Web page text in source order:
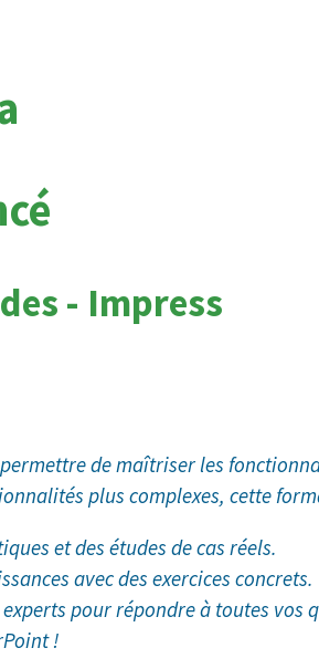
- Impress
de maîtriser les
plus complexes, cette
et des études de cas réels.
avec des exercices concrets.
pour répondre à toutes vos
!